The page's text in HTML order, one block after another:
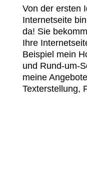
Von der ersten
Internetseite
da! Sie
Ihre
Beispiel mein
und Rund-um-
meine
Texterstellung,